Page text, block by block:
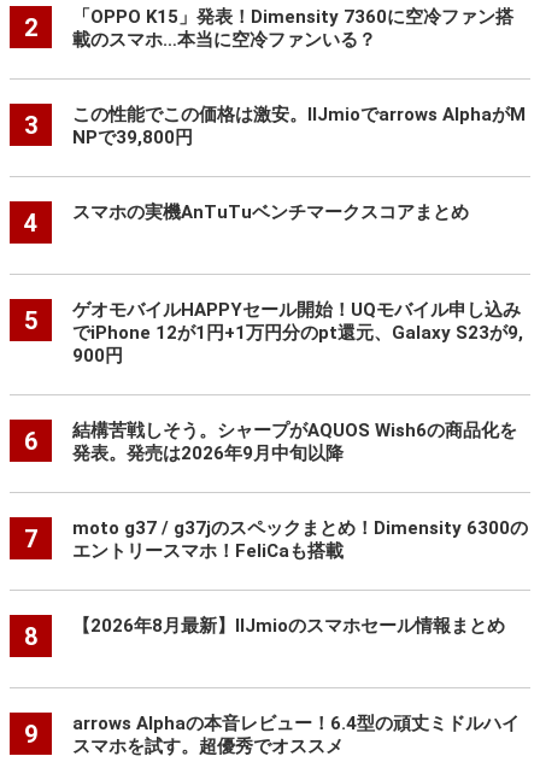
2
「OPPO K15」発表！Dimensity 7360に空冷ファン搭
載のスマホ…本当に空冷ファンいる？
3
この性能でこの価格は激安。IIJmioでarrows AlphaがM
NPで39,800円
4 スマホの実機AnTuTuベンチマークスコアまとめ
5
ゲオモバイルHAPPYセール開始！UQモバイル申し込み
でiPhone 12が1円+1万円分のpt還元、Galaxy S23が9,
900円
6
結構苦戦しそう。シャープがAQUOS Wish6の商品化を
発表。発売は2026年9月中旬以降
7
moto g37 / g37jのスペックまとめ！Dimensity 6300の
エントリースマホ！FeliCaも搭載
8 【2026年8月最新】IIJmioのスマホセール情報まとめ
9
arrows Alphaの本音レビュー！6.4型の頑丈ミドルハイ
スマホを試す。超優秀でオススメ